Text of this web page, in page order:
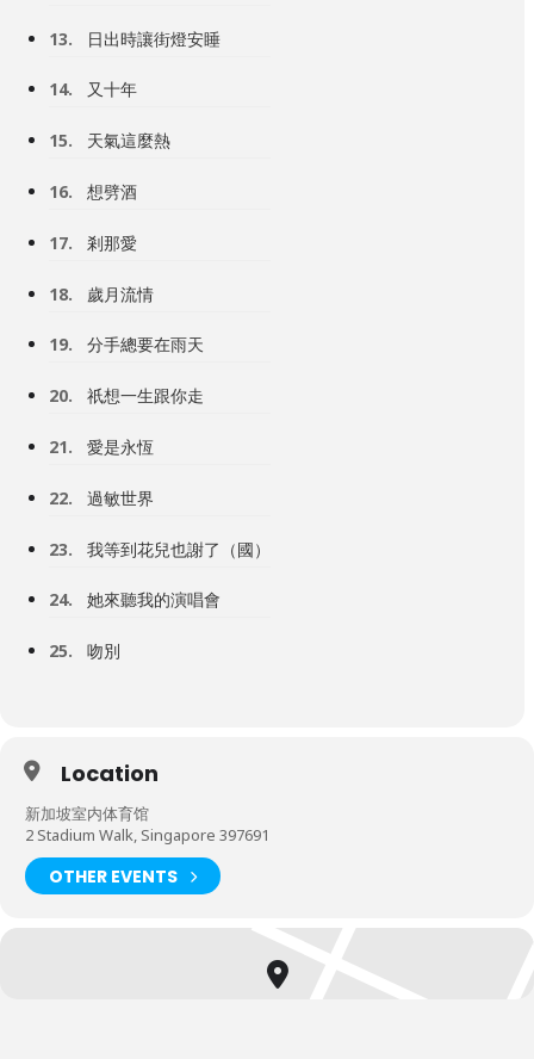
13. 日出時讓街燈安睡
14. 又十年
15. 天氣這麼熱
16. 想劈酒
17. 剎那愛
18. 歲月流情
19. 分手總要在雨天
20. 祇想一生跟你走
21. 愛是永恆
22. 過敏世界
23. 我等到花兒也謝了（國）
24. 她來聽我的演唱會
25. 吻別
Location
新加坡室内体育馆
2 Stadium Walk, Singapore 397691
OTHER EVENTS